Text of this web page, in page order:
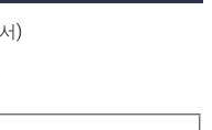
)